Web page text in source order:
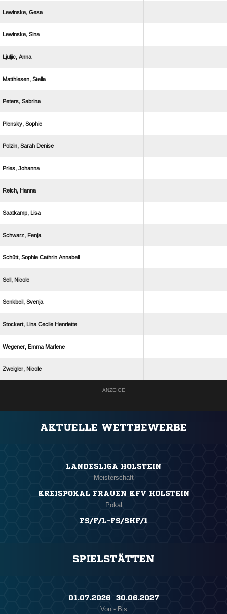
 
 
 
 
 
 
  
 
 
 
 
   
 
 
   
  
 
ANZEIGE
AKTUELLE WETTBEWERBE
LANDESLIGA HOLSTEIN
Meisterschaft
KREISPOKAL FRAUEN KFV HOLSTEIN
Pokal
FS/F/L-FS/SHF/1
SPIELSTÄTTEN
01.07.2026 ​ 30.06.2027
Von - Bis